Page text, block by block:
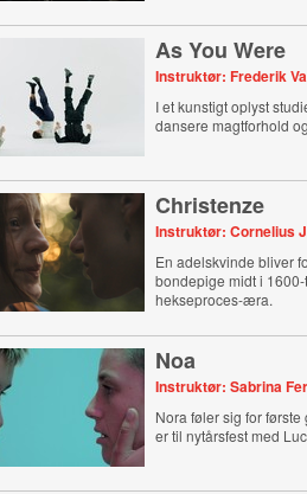
As You Were
Instruktør: Frederik
I et kunstigt oplyst
dansere magtforhold
Christenze
Instruktør: Cornelius
En adelskvinde bliver
bondepige midt i
hekseproces-æra.
Noa
Instruktør: Sabrina
Nora føler sig for
er til nytårsfest med